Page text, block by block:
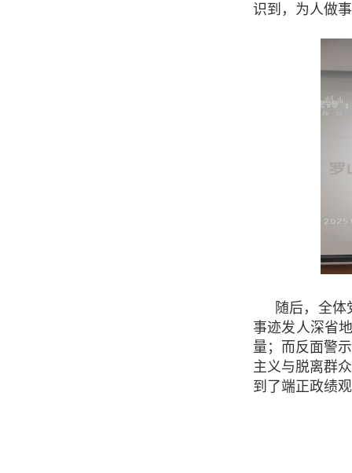
识到，为人做
随后，全
事迹发人深省
量；而反面警
主义与脱离群
到了端正政绩